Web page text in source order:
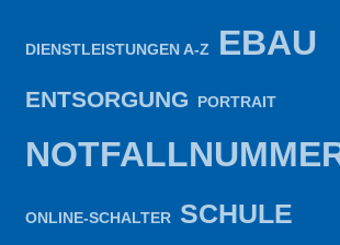
DIENSTLEISTUNGEN A-Z EBAU
ENTSORGUNG PORTRAIT
ONLINE-SCHALTER SCHULE